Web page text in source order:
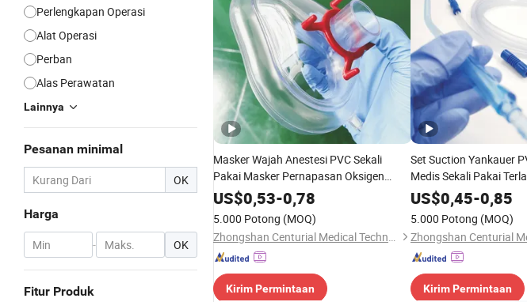
Perlengkapan Operasi
Alat Operasi
Perban
Alas Perawatan
Lainnya
Pesanan minimal
OK
Harga
- OK
Fitur Produk
Masker Wajah Anestesi PVC Sekali
Pakai Masker Pernapasan Oksigen
Medis
US$0,53-0,78
5.000 Potong (MOQ)
Zhongshan Centurial Medical Technology Co., Ltd.
Kirim Permintaan
Set Suction Yankauer
Medis Sekali Pakai
US$0,45-0,85
5.000 Potong (MOQ)
Kirim Permintaan